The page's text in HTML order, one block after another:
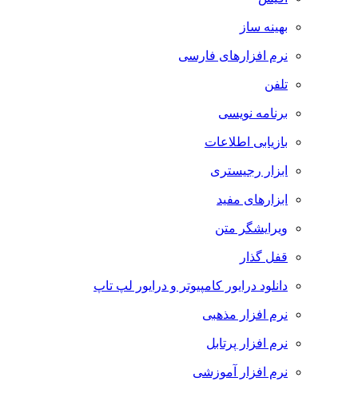
بهینه ساز
نرم افزارهای فارسی
تلفن
برنامه نویسی
بازیابی اطلاعات
ابزار رجیستری
ابزارهای مفید
ویرایشگر متن
قفل گذار
دانلود درایور کامپیوتر و درایور لپ تاپ
نرم افزار مذهبی
نرم افزار پرتابل
نرم افزار آموزشی